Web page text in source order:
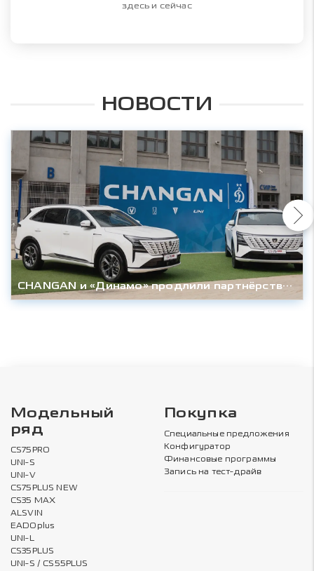
здесь и сейчас
НОВОСТИ
CHANGAN и «Динамо» продлили партнёрство до конца сезона 2027/28гг.
Модельный
ряд
CS75PRO
UNI-S
UNI-V
CS75PLUS NEW
CS35 MAX
ALSVIN
EADOplus
UNI-L
CS35PLUS
UNI-S / CS55PLUS
Покупка
Специальные предложения
Конфигуратор
Финансовые программы
Запись на тест-драйв